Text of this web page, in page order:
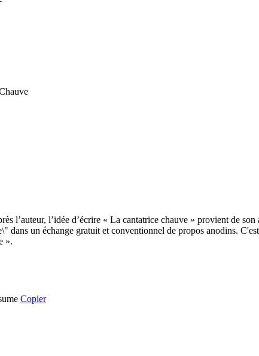
l’auteur, l’idée d’écrire « La cantatrice chauve » provient de
un échange gratuit et conventionnel de propos anodins.
».
Copier